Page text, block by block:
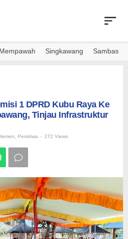
Mempawah Singkawang Sambas
1 DPRD Kubu Raya Ke
Tinjau Infrastruktur
Peristiwa - 272 Views